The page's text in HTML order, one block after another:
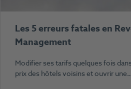
Les 5 erreurs fatales en
Management
Modifier ses tarifs quelques fois
prix des hôtels voisins et ouvrir